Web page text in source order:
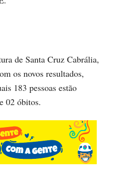
de Santa Cruz Cabrália,
os novos resultados,
183 pessoas estão
02 óbitos.